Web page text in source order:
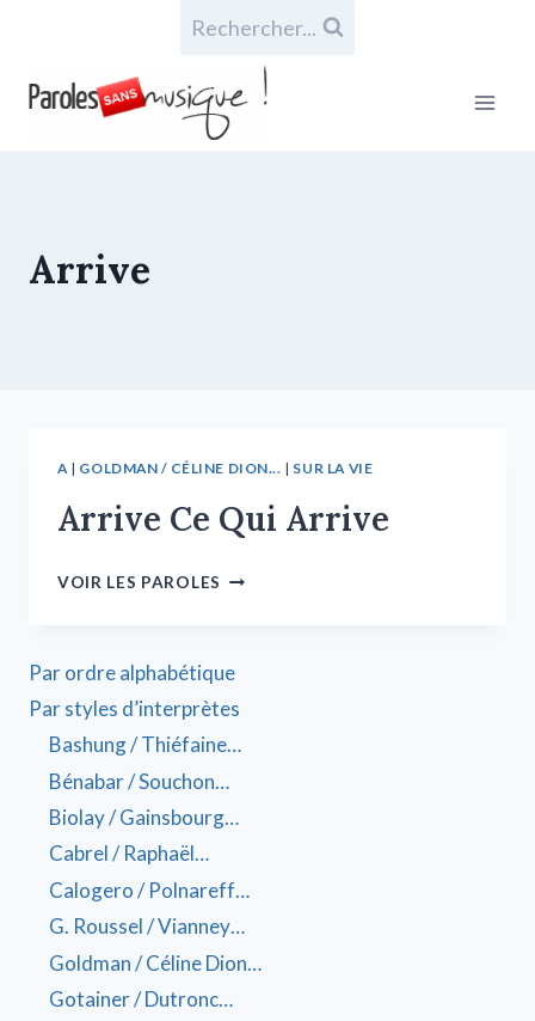
Rechercher...
Arrive
A| GOLDMAN / CÉLINE DION... | SUR LA VIE
Arrive Ce Qui Arrive
VOIR LES PAROLES
Par ordre alphabétique
Par styles d’interprètes
Bashung / Thiéfaine…
Bénabar / Souchon…
Biolay / Gainsbourg…
Cabrel / Raphaël…
Calogero / Polnareff…
G. Roussel / Vianney…
Goldman / Céline Dion…
Gotainer / Dutronc…